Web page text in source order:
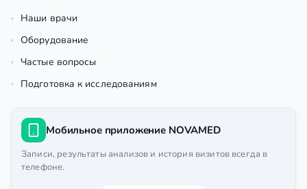
Наши врачи
Оборудование
Частые вопросы
Подготовка к исследованиям
Мобильное приложение NOVAMED
Записи, результаты анализов и история визитов всегда в
телефоне.